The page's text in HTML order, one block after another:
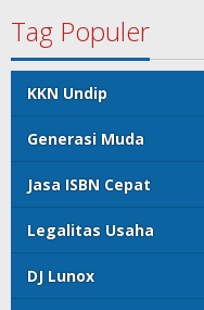
Tag Populer
KKN Undip
Generasi Muda
Jasa ISBN Cepat
Legalitas Usaha
DJ Lunox